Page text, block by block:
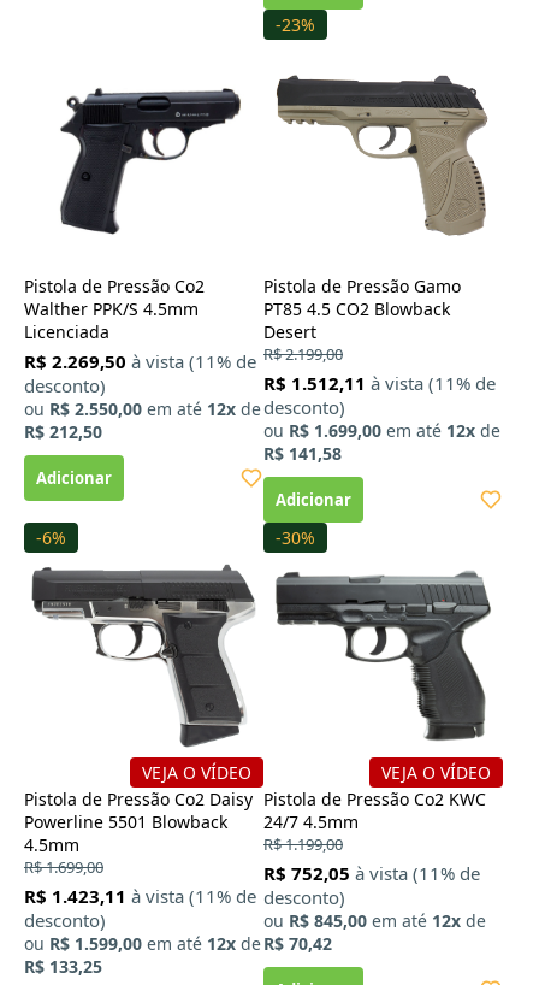
Pistola de Pressão Co2
Walther PPK/S 4.5mm
Licenciada
R$ 2.269,50 à vista (11% de
desconto)
ou R$ 2.550,00 em até 12x de
R$ 212,50
-23%
Pistola de Pressão Gamo
PT85 4.5 CO2 Blowback
Desert
R$ 2.199,00
R$ 1.512,11 à vista (11% de
desconto)
ou R$ 1.699,00 em até 12x de
R$ 141,58
-6%
VEJA O VÍDEO
Pistola de Pressão Co2 Daisy
Powerline 5501 Blowback
4.5mm
R$ 1.699,00
R$ 1.423,11 à vista (11% de
desconto)
ou R$ 1.599,00 em até 12x de
R$ 133,25
-30%
VEJA O VÍDEO
Pistola de Pressão Co2 KWC
24/7 4.5mm
R$ 1.199,00
R$ 752,05 à vista (11% de
desconto)
ou R$ 845,00 em até 12x de
R$ 70,42